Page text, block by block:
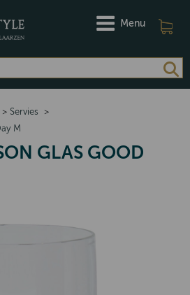
Menu
> Servies
>
M
GLAS GOOD